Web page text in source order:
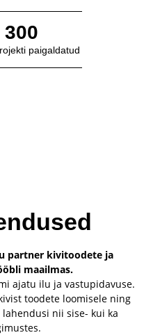
paigaldatud
partner kivitoodete ja
maailmas.
ajatu ilu ja vastupidavuse.
toodete loomisele ning
nii sise- kui ka